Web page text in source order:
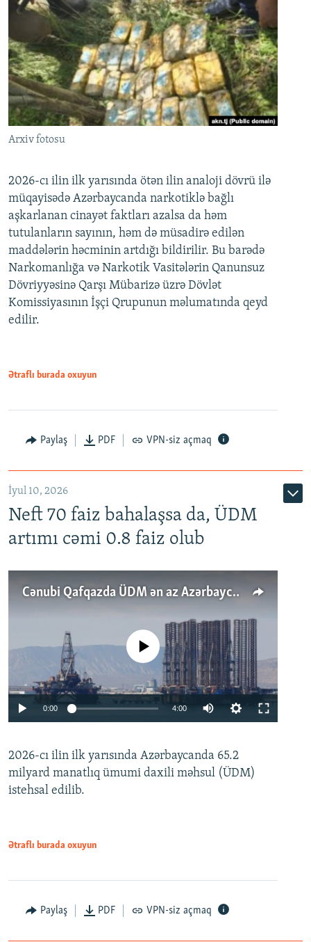
Arxiv fotosu
2026-cı ilin ilk yarısında ötən ilin analoji dövrü ilə
müqayisədə Azərbaycanda narkotiklə bağlı
aşkarlanan cinayət faktları azalsa da həm
tutulanların sayının, həm də müsadirə edilən
maddələrin həcminin artdığı bildirilir. Bu barədə
Narkomanlığa və Narkotik Vasitələrin Qanunsuz
Dövriyyəsinə Qarşı Mübarizə üzrə Dövlət
Komissiyasının İşçi Qrupunun məlumatında qeyd
edilir.
Ətraflı burada oxuyun
Paylaş PDF VPN-siz açmaq
İyul 10, 2026
Neft 70 faiz bahalaşsa da, ÜDM
artımı cəmi 0.8 faiz olub
Cənubi Qafqazda ÜDM ən az Azərbaycanda artır: Qonşuları niyə Bakını qabaqlaya bilir?
Auto 240p 360p 480p
No media source currently available
0:00 4:00
360p
480p
2026-cı ilin ilk yarısında Azərbaycanda 65.2
milyard manatlıq ümumi daxili məhsul (ÜDM)
istehsal edilib.
Ətraflı burada oxuyun
Paylaş PDF VPN-siz açmaq